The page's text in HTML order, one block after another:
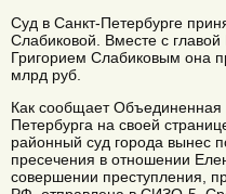
Суд в Санкт-Петербурге
Слабиковой. Вместе с главой
Григорием Слабиковым она
млрд руб.
Как сообщает Объединенная
Петербурга на своей
районный суд города вынес
пресечения в отношении
совершении преступления,